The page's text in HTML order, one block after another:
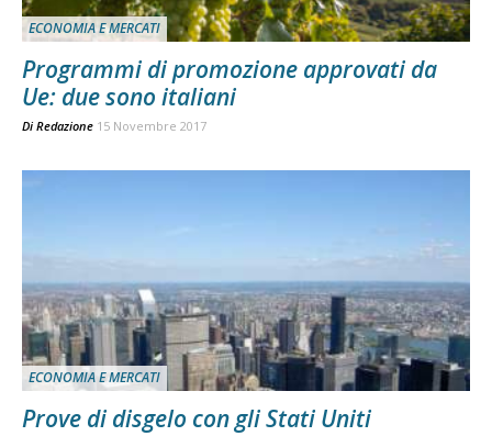
ECONOMIA E MERCATI
Programmi di promozione approvati da
Ue: due sono italiani
Di Redazione 15 Novembre 2017
ECONOMIA E MERCATI
Prove di disgelo con gli Stati Uniti